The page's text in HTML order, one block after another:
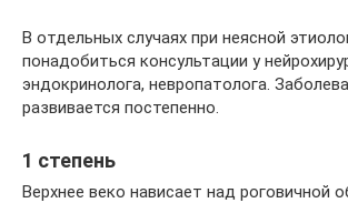
В отдельных случаях при неясной
понадобиться консультации у
эндокринолога, невропатолога.
развивается постепенно.
1 степень
Верхнее веко нависает над роговичной